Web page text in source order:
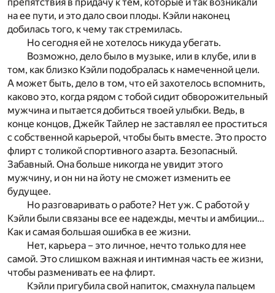
препятствия в придачу к тем, которые и так возникали
на ее пути, и это дало свои плоды. Кэйли наконец
добилась того, к чему так стремилась.
Но сегодня ей не хотелось никуда убегать.
Возможно, дело было в музыке, или в клубе, или в
том, как близко Кэйли подобралась к намеченной цели.
А может быть, дело в том, что ей захотелось вспомнить,
каково это, когда рядом с тобой сидит обворожительный
мужчина и пытается добиться твоей улыбки. Ведь, в
конце концов, Джейк Тайлер не заставлял ее проститься
с собственной карьерой, чтобы быть вместе. Это просто
флирт с толикой спортивного азарта. Безопасный.
Забавный. Она больше никогда не увидит этого
мужчину, и он ни на йоту не сможет изменить ее
будущее.
Но разговаривать о работе? Нет уж. С работой у
Кэйли были связаны все ее надежды, мечты и амбиции…
Как и самая большая ошибка в ее жизни.
Нет, карьера – это личное, нечто только для нее
самой. Это слишком важная и интимная часть ее жизни,
чтобы разменивать ее на флирт.
Кэйли пригубила свой напиток, смахнула пальцем